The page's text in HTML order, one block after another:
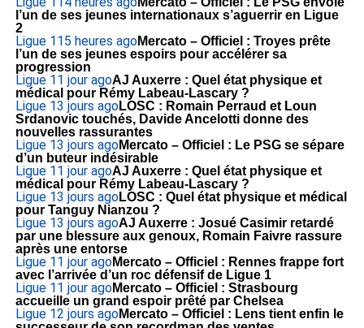
l’un de ses jeunes internationaux s’aguerrir en Ligue
2
Ligue 115 heures agoMercato – Officiel : Troyes prête
l’un de ses jeunes espoirs pour accélérer sa
progression
Ligue 11 jour agoAJ Auxerre : Quel état physique et
médical pour Rémy Labeau-Lascary ?
Ligue 13 jours agoLOSC : Romain Perraud et Loun
Srdanovic touchés, Davide Ancelotti donne des
nouvelles rassurantes
Ligue 13 jours agoMercato – Officiel : Le PSG se sépare
d’un buteur indésirable
Ligue 11 jour agoAJ Auxerre : Quel état physique et
médical pour Rémy Labeau-Lascary ?
Ligue 13 jours agoLOSC : Quel état physique et médical
pour Tanguy Nianzou ?
Ligue 13 jours agoAJ Auxerre : Josué Casimir retardé
par une blessure aux genoux, Romain Faivre rassure
après une entorse
Ligue 11 jour agoMercato – Officiel : Rennes frappe fort
avec l’arrivée d’un roc défensif de Ligue 1
Ligue 11 jour agoMercato – Officiel : Strasbourg
accueille un grand espoir prêté par Chelsea
Ligue 12 jours agoMercato – Officiel : Lens tient enfin le